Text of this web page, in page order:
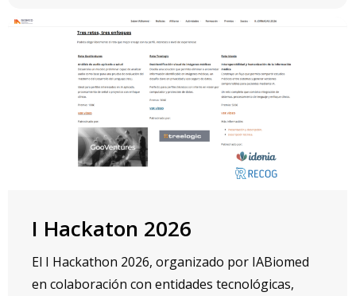
I Hackaton 2026
El I Hackathon 2026, organizado por IABiomed
en colaboración con entidades tecnológicas,